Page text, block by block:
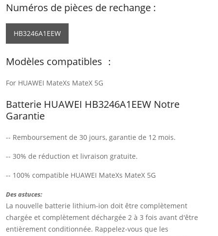
Numéros de pièces de rechange :
HB3246A1EEW
Modèles compatibles ：
For HUAWEI MateXs MateX 5G
Batterie HUAWEI HB3246A1EEW Notre
Garantie
-- Remboursement de 30 jours, garantie de 12 mois.
-- 30% de réduction et livraison gratuite.
-- 100% compatible HUAWEI MateXs MateX 5G
Des astuces:
La nouvelle batterie lithium-ion doit être complètement
chargée et complètement déchargée 2 à 3 fois avant d'être
entièrement conditionnée. Rappelez-vous que les